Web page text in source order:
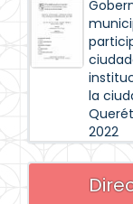
la
2022